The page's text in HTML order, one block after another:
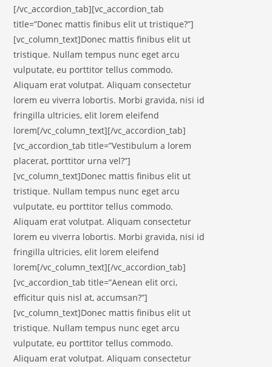
[/vc_accordion_tab][vc_accordion_tab
title=”Donec mattis finibus elit ut tristique?”]
[vc_column_text]Donec mattis finibus elit ut
tristique. Nullam tempus nunc eget arcu
vulputate, eu porttitor tellus commodo.
Aliquam erat volutpat. Aliquam consectetur
lorem eu viverra lobortis. Morbi gravida, nisi id
fringilla ultricies, elit lorem eleifend
lorem[/vc_column_text][/vc_accordion_tab]
[vc_accordion_tab title=”Vestibulum a lorem
placerat, porttitor urna vel?”]
[vc_column_text]Donec mattis finibus elit ut
tristique. Nullam tempus nunc eget arcu
vulputate, eu porttitor tellus commodo.
Aliquam erat volutpat. Aliquam consectetur
lorem eu viverra lobortis. Morbi gravida, nisi id
fringilla ultricies, elit lorem eleifend
lorem[/vc_column_text][/vc_accordion_tab]
[vc_accordion_tab title=”Aenean elit orci,
efficitur quis nisl at, accumsan?”]
[vc_column_text]Donec mattis finibus elit ut
tristique. Nullam tempus nunc eget arcu
vulputate, eu porttitor tellus commodo.
Aliquam erat volutpat. Aliquam consectetur